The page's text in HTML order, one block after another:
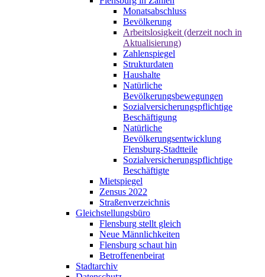
Monatsabschluss
Bevölkerung
Arbeitslosigkeit (derzeit noch in
Aktualisierung)
Zahlenspiegel
Strukturdaten
Haushalte
Natürliche
Bevölkerungsbewegungen
Sozialversicherungspflichtige
Beschäftigung
Natürliche
Bevölkerungsentwicklung
Flensburg-Stadtteile
Sozialversicherungspflichtige
Beschäftigte
Mietspiegel
Zensus 2022
Straßenverzeichnis
Gleichstellungsbüro
Flensburg stellt gleich
Neue Männlichkeiten
Flensburg schaut hin
Betroffenenbeirat
Stadtarchiv